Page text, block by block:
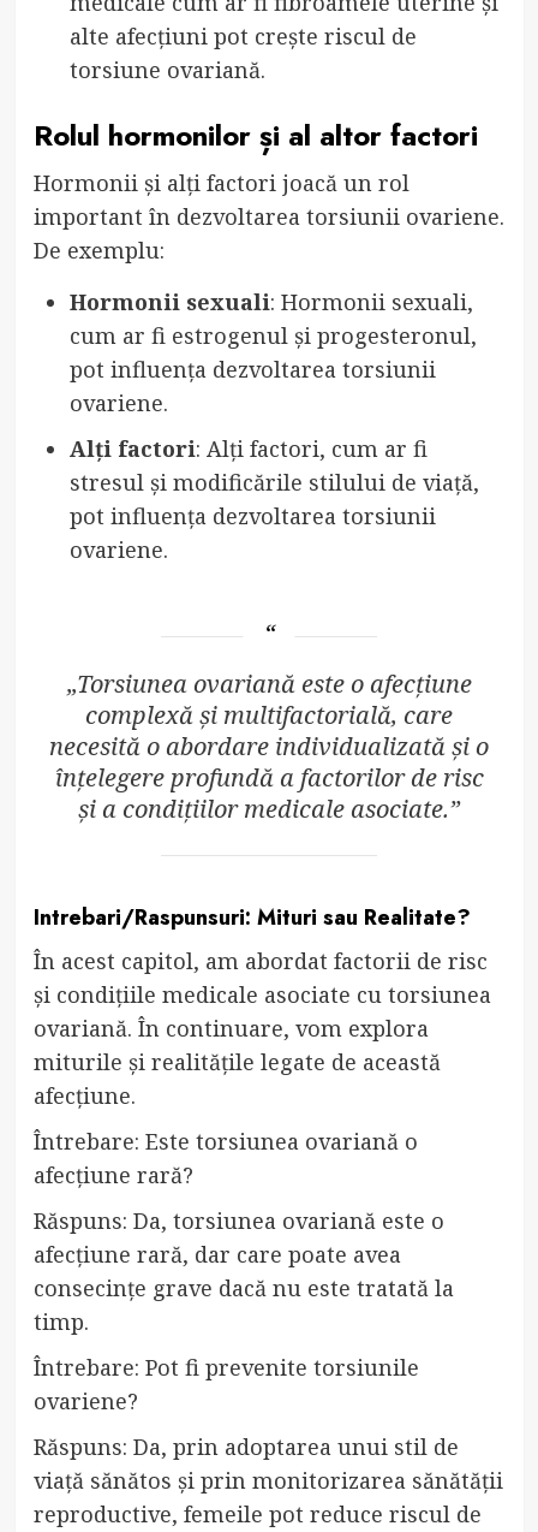
alte afecțiuni pot crește riscul de
torsiune ovariană.
Rolul hormonilor și al altor factori
Hormonii și alți factori joacă un rol
important în dezvoltarea torsiunii ovariene.
De exemplu:
Hormonii sexuali: Hormonii sexuali,
cum ar fi estrogenul și progesteronul,
pot influența dezvoltarea torsiunii
ovariene.
Alți factori: Alți factori, cum ar fi
stresul și modificările stilului de viață,
pot influența dezvoltarea torsiunii
ovariene.
„Torsiunea ovariană este o afecțiune
complexă și multifactorială, care
necesită o abordare individualizată și o
înțelegere profundă a factorilor de risc
și a condițiilor medicale asociate.”
Intrebari/Raspunsuri: Mituri sau Realitate?
În acest capitol, am abordat factorii de risc
și condițiile medicale asociate cu torsiunea
ovariană. În continuare, vom explora
miturile și realitățile legate de această
afecțiune.
Întrebare: Este torsiunea ovariană o
afecțiune rară?
Răspuns: Da, torsiunea ovariană este o
afecțiune rară, dar care poate avea
consecințe grave dacă nu este tratată la
timp.
Întrebare: Pot fi prevenite torsiunile
ovariene?
Răspuns: Da, prin adoptarea unui stil de
viață sănătos și prin monitorizarea sănătății
reproductive, femeile pot reduce riscul de